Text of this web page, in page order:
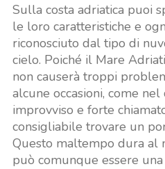
Sulla costa adriatica puoi
le loro caratteristiche e
riconosciuto dal tipo di
cielo. Poiché il Mare
non causerà troppi
alcune occasioni, come
improvviso e forte
consigliabile trovare un
Questo maltempo dura al
può comunque essere